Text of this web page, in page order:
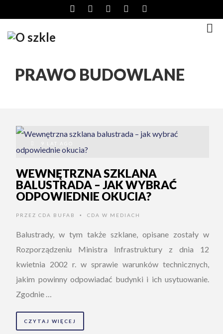
PRAWO BUDOWLANE
9 LAT AGO
WEWNĘTRZNA SZKLANA
BALUSTRADA – JAK WYBRAĆ
ODPOWIEDNIE OKUCIA?
PRZEZ CDA BUFAB • CDA W MEDIACH
Balustrady, w tym także szklane, opisane zostały w
Rozporządzeniu Ministra Infrastruktury z dnia 12
kwietnia 2002 r. w sprawie warunków technicznych,
jakim powinny odpowiadać budynki i ich usytuowanie.
Zgodnie …
CZYTAJ WIĘCEJ